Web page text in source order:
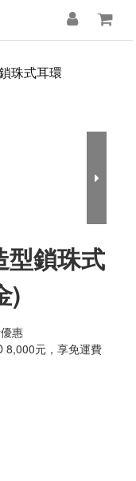
珠式耳環
型鎖珠式
)
惠
8,000元，享免運費